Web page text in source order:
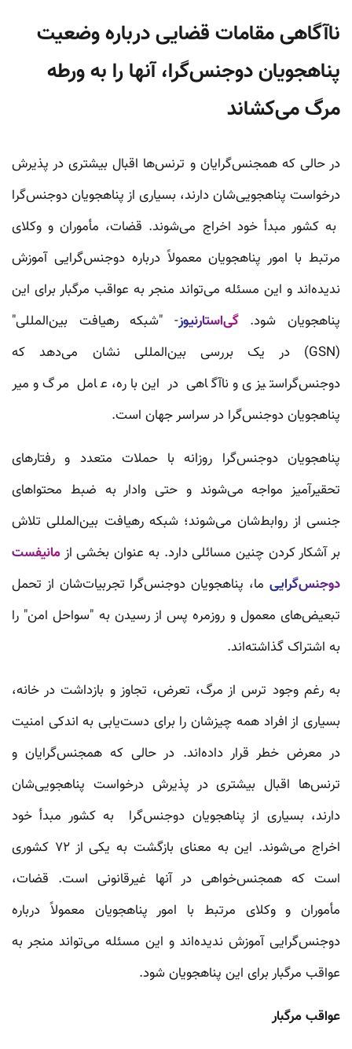
ناآگاهی مقامات قضایی درباره وضعیت
پناهجویان دوجنس‌گرا، آنها را به ورطه
مرگ می‌کشاند
در حالی که همجنس‌گرایان و ترنس‌ها اقبال بیشتری در پذیرش
درخواست پناهجویی‌شان دارند، بسیاری از پناهجویان دوجنس‌گرا
به کشور مبدأ خود اخراج می‌شوند. قضات، مأموران و وکلای
مرتبط با امور پناهجویان معمولاً درباره دوجنس‌گرایی آموزش
ندیده‌اند و این مسئله می‌تواند منجر به عواقب مرگبار برای این
پناهجویان شود.گی‌استارنیوز- "شبکه رهیافت بین‌المللی"
(GSN) در یک بررسی بین‌المللی نشان می‌دهد که
دوجنس‌گراستیزی و ناآگاهی در این باره، عامل مرگ و میر
پناهجویان دوجنس‌گرا در سراسر جهان است.
پناهجویان دوجنس‌گرا روزانه با حملات متعدد و رفتارهای
تحقیرآمیز مواجه می‌شوند و حتی وادار به ضبط محتواهای
جنسی از روابط‌‌شان می‌شوند؛ شبکه رهیافت بین‌المللی تلاش
بر آشکار کردن چنین مسائلی دارد. به عنوان بخشی از مانیفست
دوجنس‌گرایی ما، پناهجویان دوجنس‌گرا تجربیات‌شان از تحمل
تبعیض‌های معمول و روزمره پس از رسیدن به "سواحل امن" را
به اشتراک گذاشته‌اند.
به رغم وجود ترس از مرگ، تعرض، تجاوز و بازداشت در خانه،
بسیاری از افراد همه چیزشان را برای دست‌یابی به اندکی امنیت
در معرض خطر قرار داده‌اند. در حالی که همجنس‌گرایان و
ترنس‌ها اقبال بیشتری در پذیرش درخواست پناهجویی‌شان
دارند، بسیاری از پناهجویان دوجنس‌گرا به کشور مبدأ خود
اخراج می‌شوند. این به معنای بازگشت به یکی از ۷۲ کشوری
است که همجنس‌خواهی در آنها غیرقانونی است. قضات،
مأموران و وکلای مرتبط با امور پناهجویان معمولاً درباره
دوجنس‌گرایی آموزش ندیده‌اند و این مسئله می‌تواند منجر به
عواقب مرگبار برای این پناهجویان شود.
عواقب مرگبار